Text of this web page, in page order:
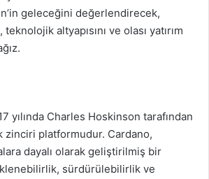
geleceğini değerlendirecek,
altyapısını ve olası yatırım
yılında Charles Hoskinson tarafından
zinciri platformudur. Cardano,
dayalı olarak geliştirilmiş bir
sürdürülebilirlik ve